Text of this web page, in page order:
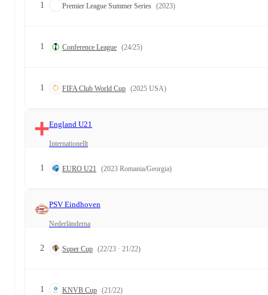
1 Premier League Summer Series (2023)
1 Conference League (24/25)
1 FIFA Club World Cup (2025 USA)
England U21
Internationellt
1 EURO U21 (2023 Romania/Georgia)
PSV Eindhoven
Nederländerna
2 Super Cup (22/23 · 21/22)
1 KNVB Cup (21/22)